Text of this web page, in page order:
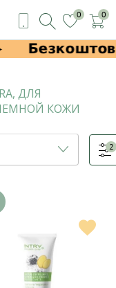
0 0
ДЛЯ
КОЖИ
2